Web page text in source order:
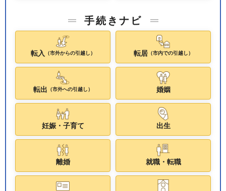
手続きナビ
転入 （市外からの引越し） 転居（市内での引越し）
転出 （市外への引越し） 婚姻
妊娠・子育て 出生
離婚 就職・転職